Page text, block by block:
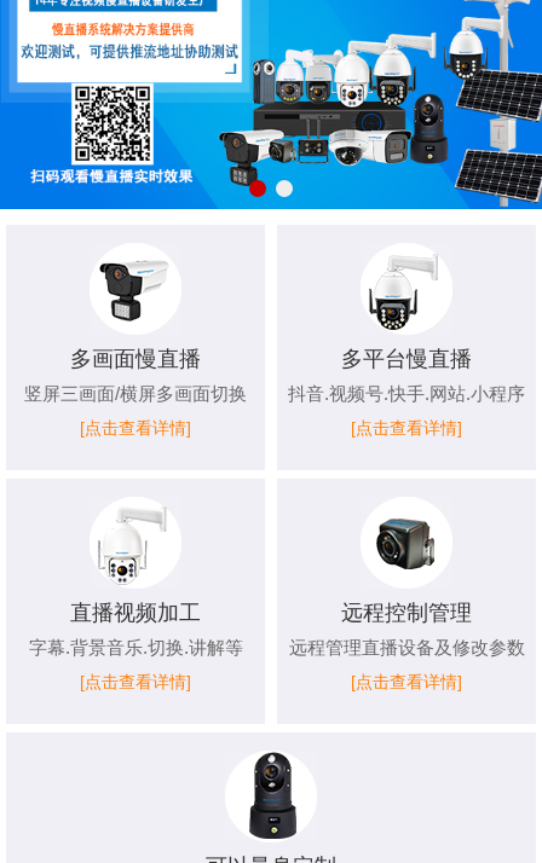
多画面慢直播
竖屏三画面/横屏多画面切换
[点击查看详情]
多平台慢直播
抖音.视频号.快手.网站.小程序
[点击查看详情]
直播视频加工
字幕.背景音乐.切换.讲解等
[点击查看详情]
远程控制管理
远程管理直播设备及修改参数
[点击查看详情]